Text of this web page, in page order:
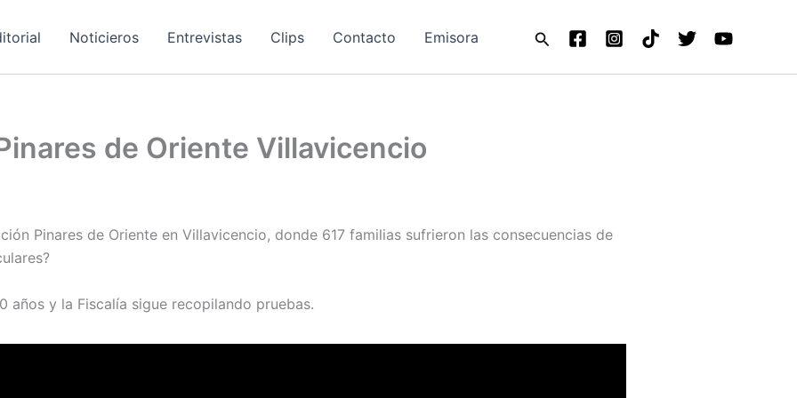
Noticieros Entrevistas Clips Contacto Emisora Buscar
de Oriente Villavicencio
Pinares de Oriente en Villavicencio, donde 617 familias sufrieron las consecuencias de
años y la Fiscalía sigue recopilando pruebas.